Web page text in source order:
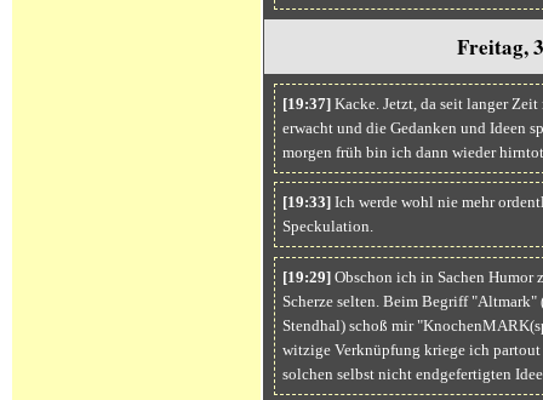
Freitag,
[19:37]Kacke. Jetzt, da seit langer
erwacht und die Gedanken und Ideen
morgen früh bin ich dann wieder
[19:33]Ich werde wohl nie mehr
Speckulation.
[19:29]Obschon ich in Sachen Humor
Scherze selten. Beim Begriff
Stendhal) schoß mir
witzige Verknüpfung kriege ich
solchen selbst nicht endgefertigten